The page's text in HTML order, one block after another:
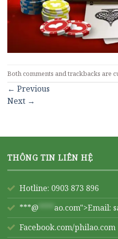
Both comments and trackbacks are
← Previous
Next →
THÔNG TIN LIÊN HỆ
Hotline: 0903 873 896
***@ **** ao.com">Email:
Facebook.com/philao.com